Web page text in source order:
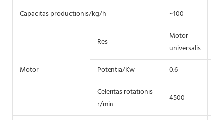
Capacitas productionis/kg/h
~100
Motor
Res
Motor
universalis
Potentia/Kw 0.6
Celeritas rotationis
r/min
4500